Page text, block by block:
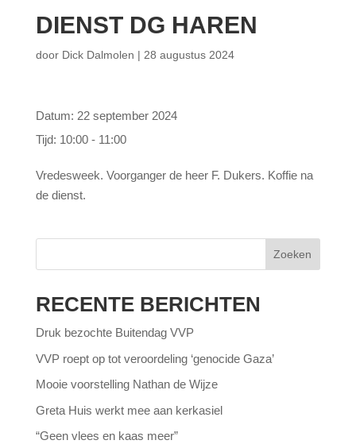
DIENST DG HAREN
door Dick Dalmolen | 28 augustus 2024
Datum: 22 september 2024
Tijd: 10:00 - 11:00
Vredesweek. Voorganger de heer F. Dukers. Koffie na
de dienst.
Zoeken
RECENTE BERICHTEN
Druk bezochte Buitendag VVP
VVP roept op tot veroordeling ‘genocide Gaza’
Mooie voorstelling Nathan de Wijze
Greta Huis werkt mee aan kerkasiel
“Geen vlees en kaas meer”